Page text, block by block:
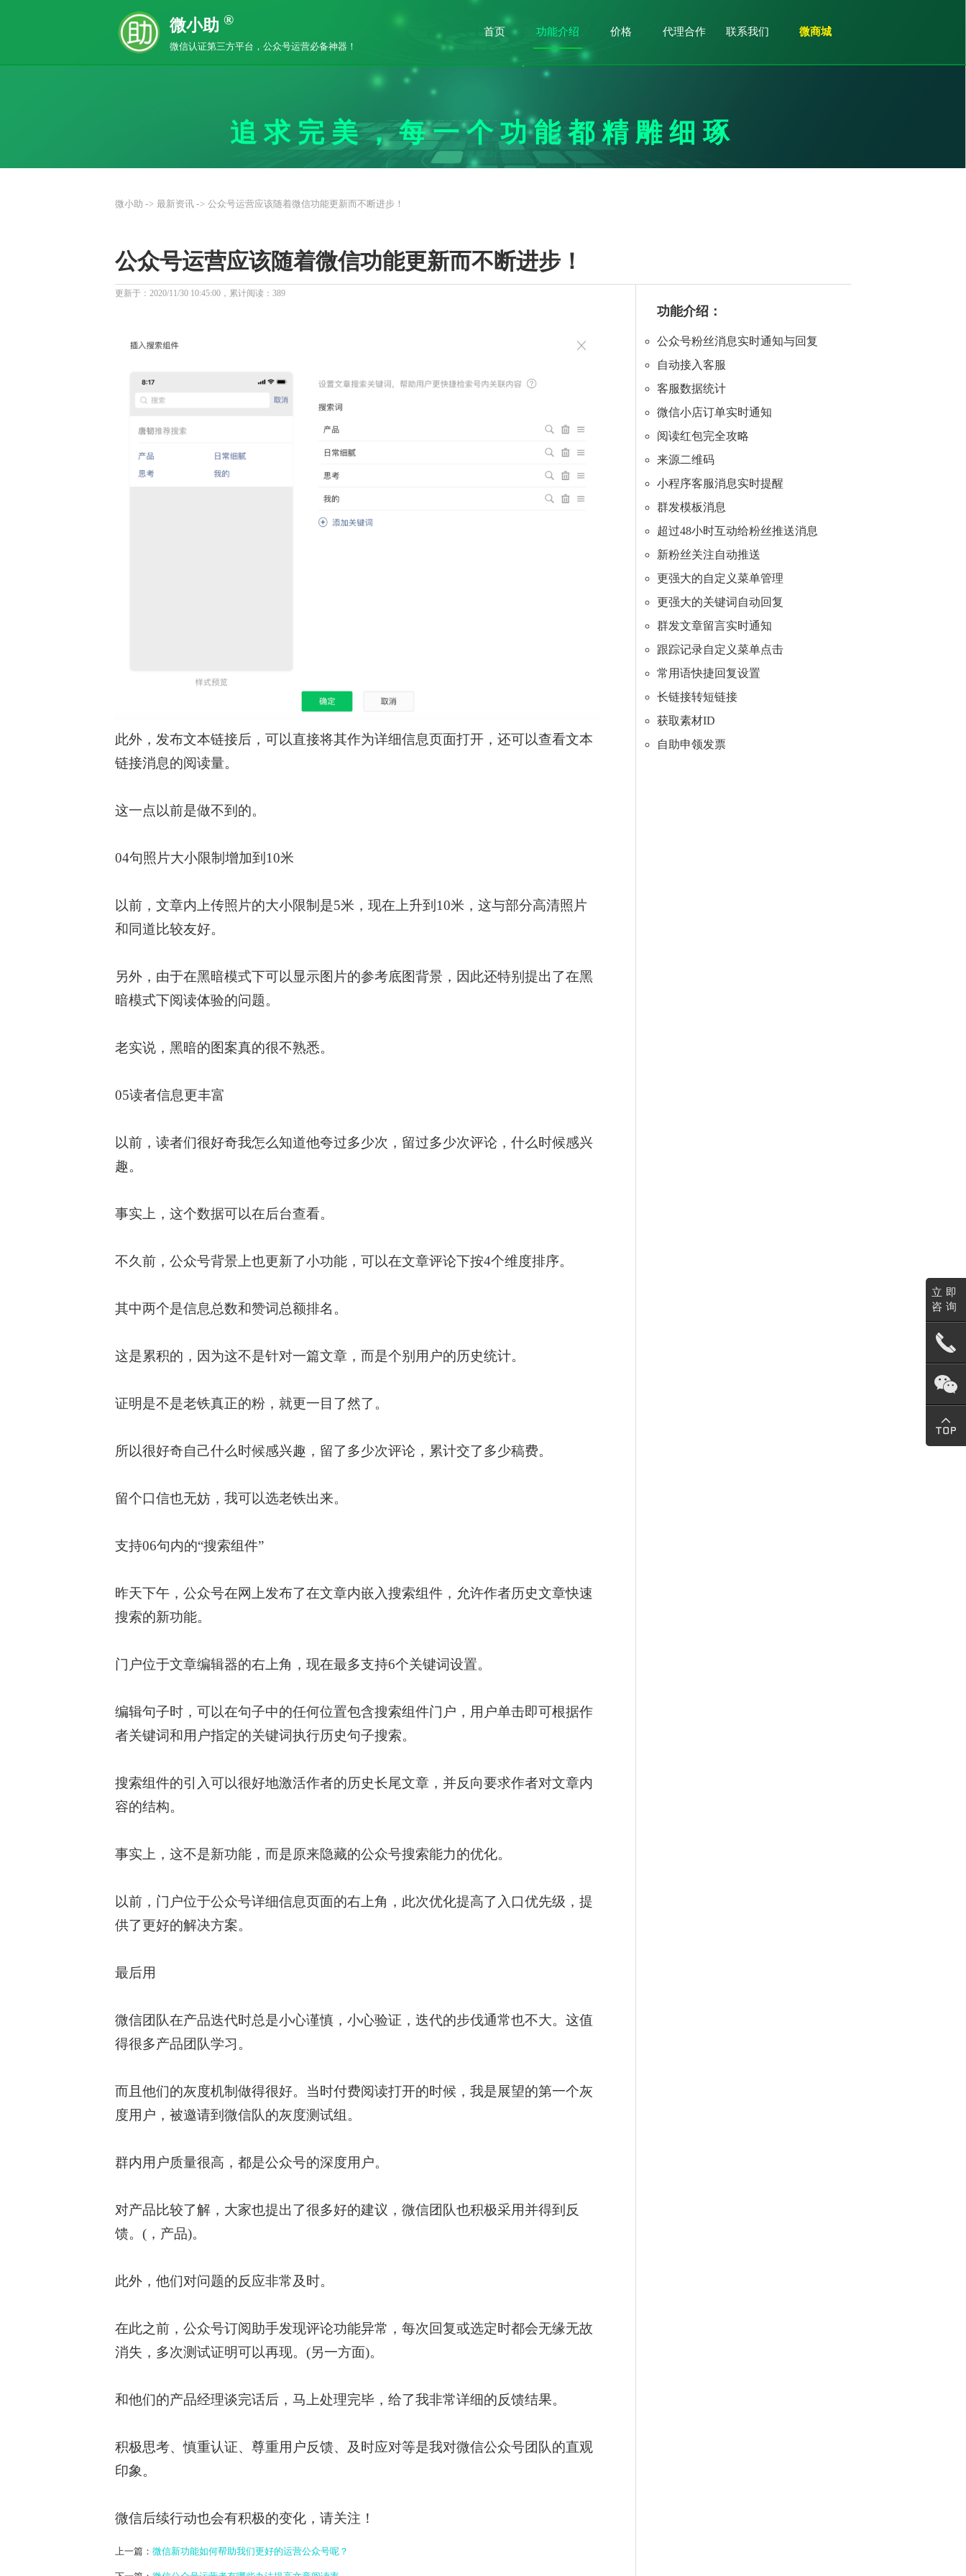
微小助 ®
微信认证第三方平台，公众号运营必备神器！
首页 功能介绍 公众号运
营攻略
价格 代理合作 联系我们 微商城
追求完美，每一个功能都精雕细琢
微小助 -> 最新资讯 -> 公众号运营应该随着微信功能更新而不断进步！
公众号运营应该随着微信功能更新而不断进步！
功能介绍：
公众号粉丝消息实时通知与回复
自动接入客服
客服数据统计
微信小店订单实时通知
阅读红包完全攻略
来源二维码
小程序客服消息实时提醒
群发模板消息
超过48小时互动给粉丝推送消息
新粉丝关注自动推送
更强大的自定义菜单管理
更强大的关键词自动回复
群发文章留言实时通知
跟踪记录自定义菜单点击
常用语快捷回复设置
长链接转短链接
获取素材ID
自助申领发票
更新于：2020/11/30 10:45:00，累计阅读： 389
此外，发布文本链接后，可以直接将其作为详细信息页面打开，还可以查看文本
链接消息的阅读量。
这一点以前是做不到的。
04句照片大小限制增加到10米
以前，文章内上传照片的大小限制是5米，现在上升到10米，这与部分高清照片
和同道比较友好。
另外，由于在黑暗模式下可以显示图片的参考底图背景，因此还特别提出了在黑
暗模式下阅读体验的问题。
老实说，黑暗的图案真的很不熟悉。
05读者信息更丰富
以前，读者们很好奇我怎么知道他夸过多少次，留过多少次评论，什么时候感兴
趣。
事实上，这个数据可以在后台查看。
不久前，公众号背景上也更新了小功能，可以在文章评论下按4个维度排序。
其中两个是信息总数和赞词总额排名。
这是累积的，因为这不是针对一篇文章，而是个别用户的历史统计。
证明是不是老铁真正的粉，就更一目了然了。
所以很好奇自己什么时候感兴趣，留了多少次评论，累计交了多少稿费。
留个口信也无妨，我可以选老铁出来。
支持06句内的“搜索组件”
昨天下午，公众号在网上发布了在文章内嵌入搜索组件，允许作者历史文章快速
搜索的新功能。
门户位于文章编辑器的右上角，现在最多支持6个关键词设置。
编辑句子时，可以在句子中的任何位置包含搜索组件门户，用户单击即可根据作
者关键词和用户指定的关键词执行历史句子搜索。
搜索组件的引入可以很好地激活作者的历史长尾文章，并反向要求作者对文章内
容的结构。
事实上，这不是新功能，而是原来隐藏的公众号搜索能力的优化。
以前，门户位于公众号详细信息页面的右上角，此次优化提高了入口优先级，提
供了更好的解决方案。
最后用
微信团队在产品迭代时总是小心谨慎，小心验证，迭代的步伐通常也不大。这值
得很多产品团队学习。
而且他们的灰度机制做得很好。当时付费阅读打开的时候，我是展望的第一个灰
度用户，被邀请到微信队的灰度测试组。
群内用户质量很高，都是公众号的深度用户。
对产品比较了解，大家也提出了很多好的建议，微信团队也积极采用并得到反
馈。(，产品)。
此外，他们对问题的反应非常及时。
在此之前，公众号订阅助手发现评论功能异常，每次回复或选定时都会无缘无故
消失，多次测试证明可以再现。(另一方面)。
和他们的产品经理谈完话后，马上处理完毕，给了我非常详细的反馈结果。
积极思考、慎重认证、尊重用户反馈、及时应对等是我对微信公众号团队的直观
印象。
微信后续行动也会有积极的变化，请关注！
上一篇： 微信新功能如何帮助我们更好的运营公众号呢？
立即
咨询